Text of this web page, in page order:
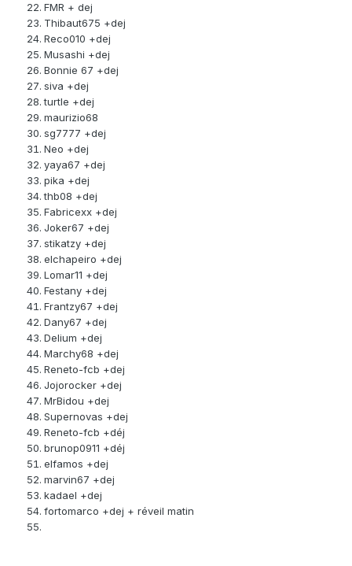
FMR + dej
Thibaut675 +dej
Reco010 +dej
Musashi +dej
Bonnie 67 +dej
siva +dej
turtle +dej
maurizio68
sg7777 +dej
Neo +dej
yaya67 +dej
pika +dej
thb08 +dej
Fabricexx +dej
Joker67 +dej
stikatzy +dej
elchapeiro +dej
Lomar11 +dej
Festany +dej
Frantzy67 +dej
Dany67 +dej
Delium +dej
Marchy68 +dej
Reneto-fcb +dej
Jojorocker +dej
MrBidou +dej
Supernovas +dej
Reneto-fcb +déj
brunop0911 +déj
elfamos +dej
marvin67 +dej
kadael +dej
fortomarco +dej + réveil matin